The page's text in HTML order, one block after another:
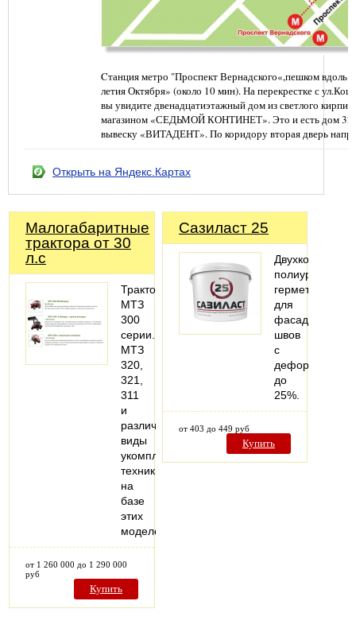
Cтанция метро "Проспект Вернадского«,пешком вдоль
летия Октября» (около 10 мин). На перекрестке с
вы увидите двенадцатиэтажный дом из светлого
магазином «СЕДЬМОЙ КОНТИНЕТ». Это и есть дом
вывеску «ВИТАДЕНТ». По коридору вторая дверь
Открыть на Яндекс.Картах
Малогабаритные
трактора от 30
л.с
Трактора
МТЗ
300
серии.
МТЗ
320,
321,
311
и
различные
виды
укомплектованной
техники
на
базе
этих
моделей
от 1 260 000 до 1 290 000
руб
Купить
Сазиласт 25
герметик
для
фасадных
швов
с
деформацией
до
25%.
от 403 до 449 руб
Купить